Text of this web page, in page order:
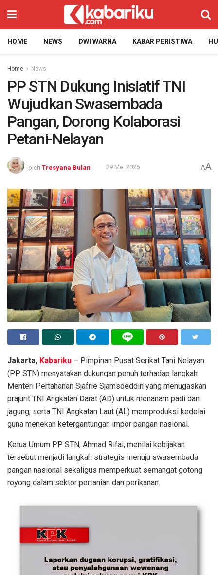
HOME NEWS DWI WARNA KABAR PERISTIWA
Home News
PP STN Dukung Inisiatif TNI
Wujudkan Swasembada
Pangan, Dorong Kolaborasi
Petani-Nelayan
oleh Tresyana Bulan 29 Mei 2026 AA
Jakarta, Kabariku – Pimpinan Pusat Serikat Tani Nelayan
(PP STN) menyatakan dukungan penuh terhadap langkah
Menteri Pertahanan Sjafrie Sjamsoeddin yang menugaskan
prajurit TNI Angkatan Darat (AD) untuk menanam padi dan
jagung, serta TNI Angkatan Laut (AL) memproduksi kedelai
guna menekan ketergantungan impor pangan nasional.
Ketua Umum PP STN, Ahmad Rifai, menilai kebijakan
tersebut menjadi langkah strategis menuju swasembada
pangan nasional sekaligus memperkuat semangat gotong
royong dalam sektor pertanian dan perikanan.